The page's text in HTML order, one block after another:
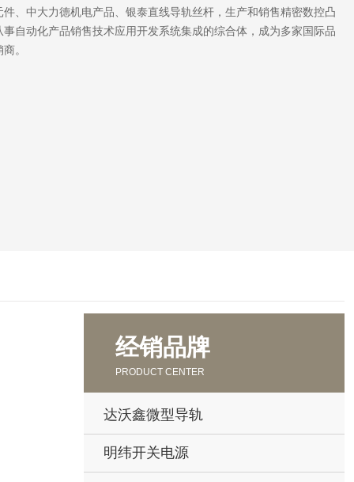
、中大力德机电产品、银泰直线导轨丝杆，生产和销售精密数控凸
自动化产品销售技术应用开发系统集成的综合体，成为多家国际品
。
经销品牌
PRODUCT CENTER
达沃鑫微型导轨
明纬开关电源